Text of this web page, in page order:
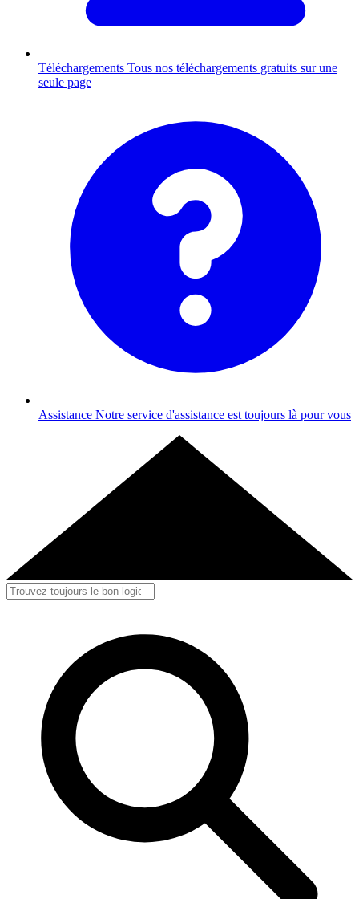
Téléchargements Tous nos téléchargements gratuits sur une
seule page
Assistance Notre service d'assistance est toujours là pour vous